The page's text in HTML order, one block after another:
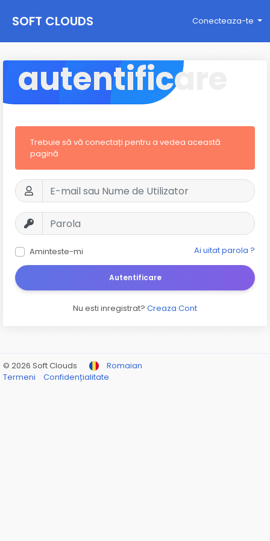
SOFT CLOUDS Conecteaza-te
autentificare
Trebuie să vă conectați pentru a vedea această
pagină
Aminteste-mi Ai uitat parola ?
Autentificare
Nu esti inregistrat? Creaza Cont
© 2026 Soft Clouds
Romaian
Termeni
Confidențialitate